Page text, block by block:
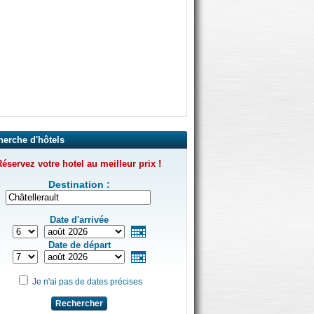
d'hôtels
votre hotel au meilleur prix !
Destination :
Date d'arrivée
Date de départ
Je n'ai pas de dates précises
Rechercher